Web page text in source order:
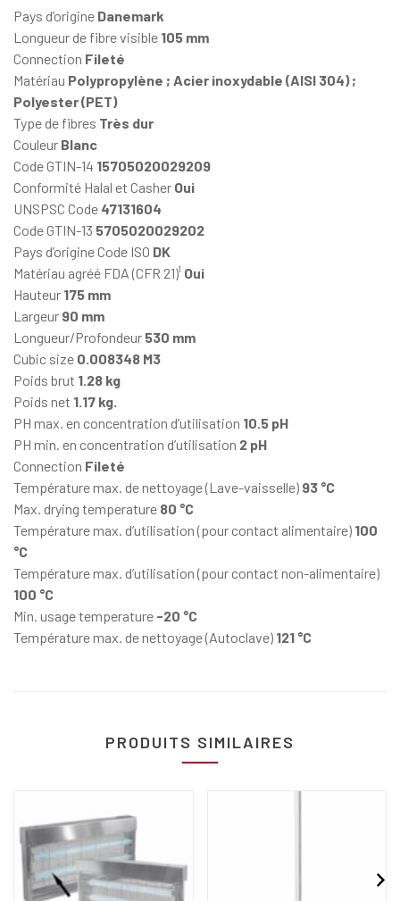
Pays d’origine Danemark
Longueur de fibre visible 105 mm
Connection Fileté
Matériau Polypropylène ; Acier inoxydable (AISI 304) ;
Polyester (PET)
Type de fibres Très dur
Couleur Blanc
Code GTIN-14 15705020029209
Conformité Halal et Casher Oui
UNSPSC Code 47131604
Code GTIN-13 5705020029202
Pays d’origine Code ISO DK
Matériau agréé FDA (CFR 21)¹ Oui
Hauteur 175 mm
Largeur 90 mm
Longueur/Profondeur 530 mm
Cubic size 0.008348 M3
Poids brut 1.28 kg
Poids net 1.17 kg.
PH max. en concentration d’utilisation 10.5 pH
PH min. en concentration d’utilisation 2 pH
Connection Fileté
Température max. de nettoyage (Lave-vaisselle) 93 °C
Max. drying temperature 80 °C
Température max. d’utilisation (pour contact alimentaire) 100
°C
Température max. d’utilisation (pour contact non-alimentaire)
100 °C
Min. usage temperature -20 °C
Température max. de nettoyage (Autoclave) 121 °C
PRODUITS SIMILAIRES